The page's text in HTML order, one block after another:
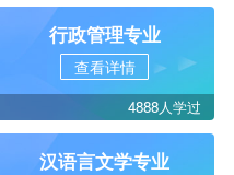
行政管理专业
查看详情
4888人学过
汉语言文学专业